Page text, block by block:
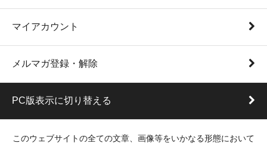
マイアカウント
メルマガ登録・解除
PC版表示に切り替える
このウェブサイトの全ての文章、画像等をいかなる形態において